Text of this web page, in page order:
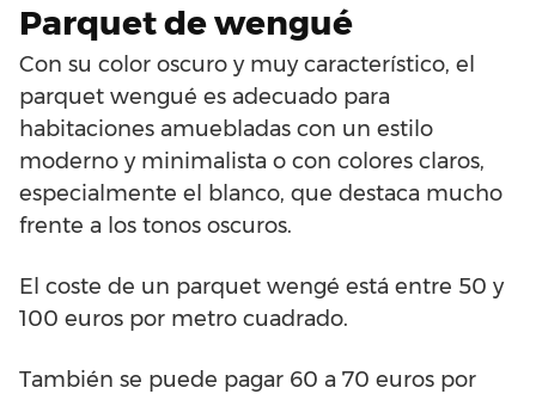
Parquet de wengué
Con su color oscuro y muy característico, el
parquet wengué es adecuado para
habitaciones amuebladas con un estilo
moderno y minimalista o con colores claros,
especialmente el blanco, que destaca mucho
frente a los tonos oscuros.
El coste de un parquet wengé está entre 50 y
100 euros por metro cuadrado.
También se puede pagar 60 a 70 euros por